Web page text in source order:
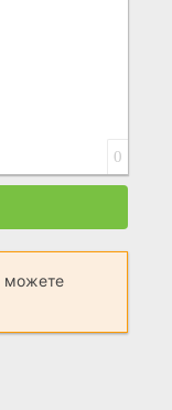
0
можете